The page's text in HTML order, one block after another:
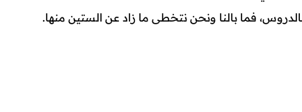
فما بالنا ونحن نتخطى ما زاد عن الستين منها.